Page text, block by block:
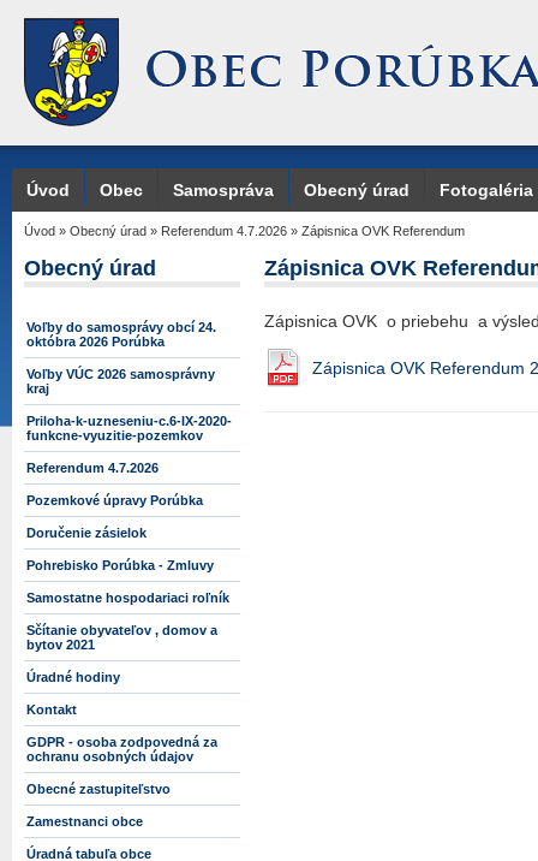
Úvod Obec Samospráva Obecný úrad Fotogaléria
Úvod » Obecný úrad » Referendum 4.7.2026 » Zápisnica OVK Referendum
Obecný úrad
Voľby do samosprávy obcí 24.
októbra 2026 Porúbka
Voľby VÚC 2026 samosprávny
kraj
Priloha-k-uzneseniu-c.6-IX-2020-
funkcne-vyuzitie-pozemkov
Referendum 4.7.2026
Pozemkové úpravy Porúbka
Doručenie zásielok
Pohrebisko Porúbka - Zmluvy
Samostatne hospodariaci roľník
Sčítanie obyvateľov , domov a
bytov 2021
Úradné hodiny
Kontakt
GDPR - osoba zodpovedná za
ochranu osobných údajov
Obecné zastupiteľstvo
Zamestnanci obce
Úradná tabuľa obce
Zápisnica OVK
Zápisnica OVK o priebehu a
Zápisnica OVK Referendum